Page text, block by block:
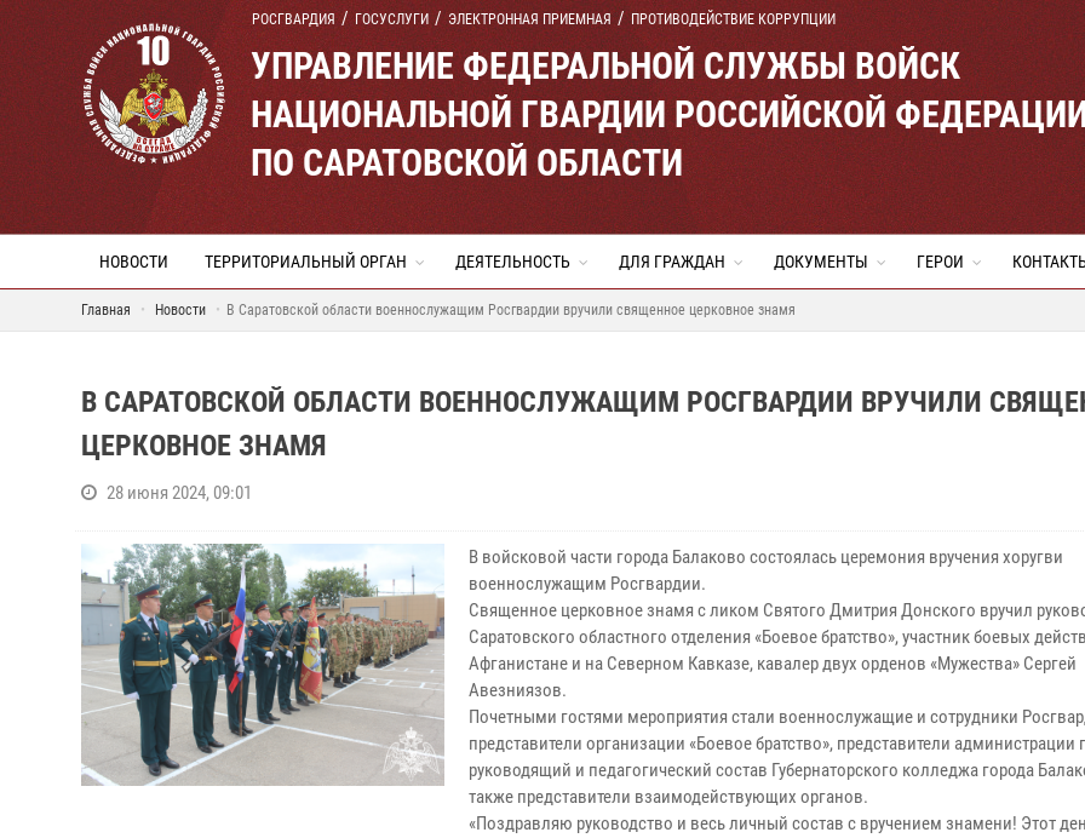
РОСГВАРДИЯ ГОСУСЛУГИ ЭЛЕКТРОННАЯ ПРИЕМНАЯ ПРОТИВОДЕЙСТВИЕ КОРРУПЦИИ
УПРАВЛЕНИЕ ФЕДЕРАЛЬНОЙ СЛУЖБЫ ВОЙСК
НАЦИОНАЛЬНОЙ ГВАРДИИ РОССИЙСКОЙ
ПО САРАТОВСКОЙ ОБЛАСТИ
НОВОСТИ ТЕРРИТОРИАЛЬНЫЙ ОРГАН ДЕЯТЕЛЬНОСТЬ ДЛЯ ГРАЖДАН ДОКУМЕНТЫ ГЕРОИ
Главная Новости В Саратовской области военнослужащим Росгвардии вручили священное церковное знамя
В САРАТОВСКОЙ ОБЛАСТИ ВОЕННОСЛУЖАЩИМ РОСГВАРДИИ ВРУЧИЛИ
ЦЕРКОВНОЕ ЗНАМЯ
28 июня 2024, 09:01
В войсковой части города Балаково состоялась церемония вручения хоругви
военнослужащим Росгвардии.
Священное церковное знамя с ликом Святого Дмитрия Донского вручил
Саратовского областного отделения «Боевое братство», участник боевых
Афганистане и на Северном Кавказе, кавалер двух орденов «Мужества» Сергей
Авезниязов.
Почетными гостями мероприятия стали военнослужащие и сотрудники
представители организации «Боевое братство», представители администрации
руководящий и педагогический состав Губернаторского колледжа города
также представители взаимодействующих органов.
«Поздравляю руководство и весь личный состав с вручением знамени! Этот